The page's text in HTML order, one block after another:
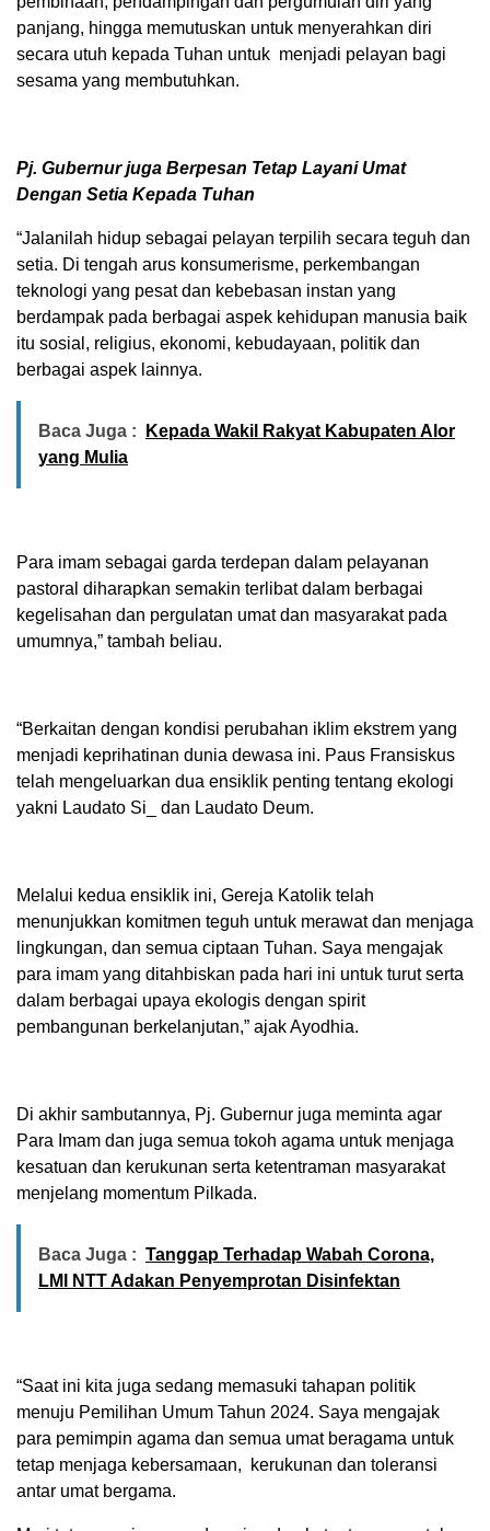
panjang, hingga memutuskan untuk menyerahkan diri
secara utuh kepada Tuhan untuk menjadi pelayan bagi
sesama yang membutuhkan.
Pj. Gubernur juga Berpesan Tetap Layani Umat
Dengan Setia Kepada Tuhan
“Jalanilah hidup sebagai pelayan terpilih secara teguh dan
setia. Di tengah arus konsumerisme, perkembangan
teknologi yang pesat dan kebebasan instan yang
berdampak pada berbagai aspek kehidupan manusia baik
itu sosial, religius, ekonomi, kebudayaan, politik dan
berbagai aspek lainnya.
Baca Juga :
Kepada Wakil Rakyat Kabupaten Alor
yang Mulia
Para imam sebagai garda terdepan dalam pelayanan
pastoral diharapkan semakin terlibat dalam berbagai
kegelisahan dan pergulatan umat dan masyarakat pada
umumnya,” tambah beliau.
“Berkaitan dengan kondisi perubahan iklim ekstrem yang
menjadi keprihatinan dunia dewasa ini. Paus Fransiskus
telah mengeluarkan dua ensiklik penting tentang ekologi
yakni Laudato Si_ dan Laudato Deum.
Melalui kedua ensiklik ini, Gereja Katolik telah
menunjukkan komitmen teguh untuk merawat dan menjaga
lingkungan, dan semua ciptaan Tuhan. Saya mengajak
para imam yang ditahbiskan pada hari ini untuk turut serta
dalam berbagai upaya ekologis dengan spirit
pembangunan berkelanjutan,” ajak Ayodhia.
Di akhir sambutannya, Pj. Gubernur juga meminta agar
Para Imam dan juga semua tokoh agama untuk menjaga
kesatuan dan kerukunan serta ketentraman masyarakat
menjelang momentum Pilkada.
Baca Juga : Tanggap Terhadap Wabah Corona,
LMI NTT Adakan Penyemprotan Disinfektan
“Saat ini kita juga sedang memasuki tahapan politik
menuju Pemilihan Umum Tahun 2024. Saya mengajak
para pemimpin agama dan semua umat beragama untuk
tetap menjaga kebersamaan, kerukunan dan toleransi
antar umat bergama.